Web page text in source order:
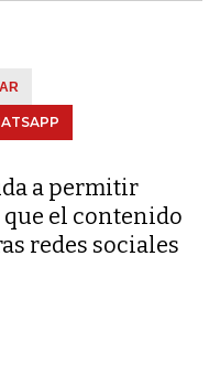
a permitir
que el contenido
redes sociales